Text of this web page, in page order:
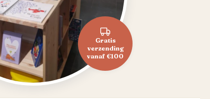
Gratis
verzending
vanaf €100